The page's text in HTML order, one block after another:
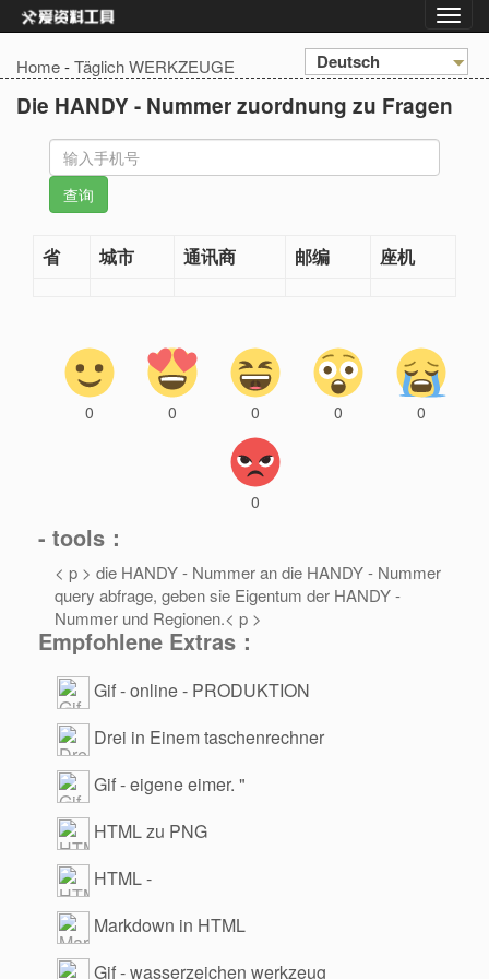
Home-Täglich WERKZEUGE Deutsch
Die HANDY - Nummer zuordnung zu Fragen
省 城市 通讯商 邮编 座机
0 0 0 0 0
0
- tools：
< p > die HANDY - Nummer an die HANDY - Nummer
query abfrage, geben sie Eigentum der HANDY -
Nummer und Regionen.< p >
Empfohlene Extras：
Gif - online - PRODUKTION
Drei in Einem taschenrechner
Gif - eigene eimer. "
HTML zu PNG
HTML -
Markdown in HTML
Gif - wasserzeichen werkzeug